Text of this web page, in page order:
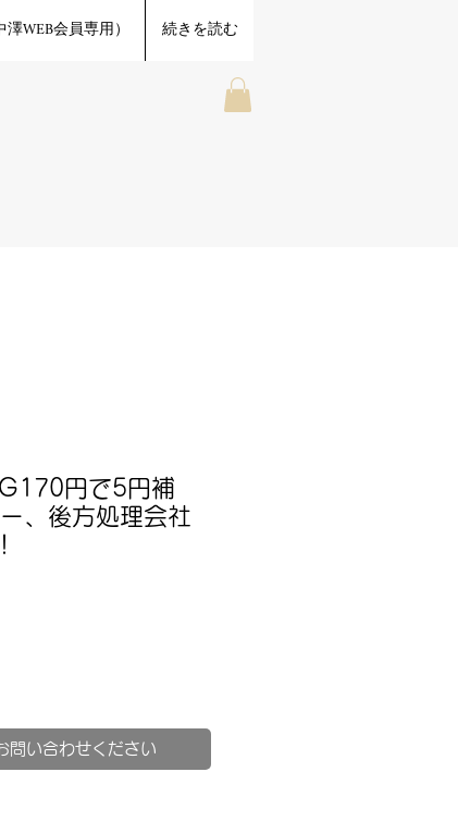
WEB会員専用） 続きを読む
円で5円補
、後方処理会社
問い合わせください